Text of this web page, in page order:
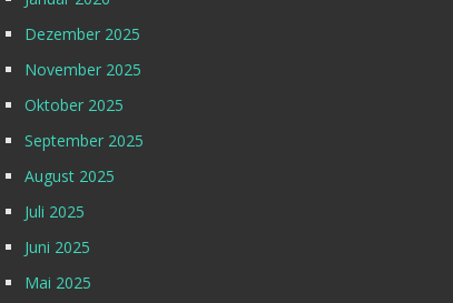
Dezember 2025
November 2025
Oktober 2025
September 2025
August 2025
Juli 2025
Juni 2025
Mai 2025